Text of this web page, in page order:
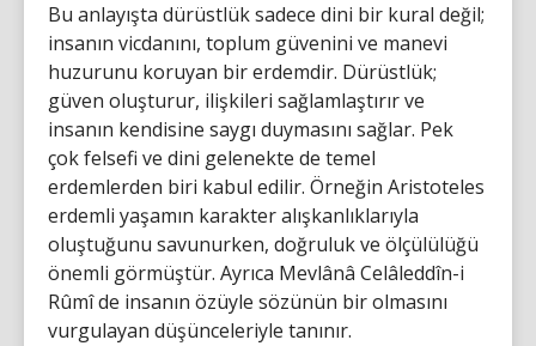
Bu anlayışta dürüstlük sadece dini bir kural değil;
insanın vicdanını, toplum güvenini ve manevi
huzurunu koruyan bir erdemdir. Dürüstlük;
güven oluşturur, ilişkileri sağlamlaştırır ve
insanın kendisine saygı duymasını sağlar. Pek
çok felsefi ve dini gelenekte de temel
erdemlerden biri kabul edilir. Örneğin Aristoteles
erdemli yaşamın karakter alışkanlıklarıyla
oluştuğunu savunurken, doğruluk ve ölçülülüğü
önemli görmüştür. Ayrıca Mevlânâ Celâleddîn-i
Rûmî de insanın özüyle sözünün bir olmasını
vurgulayan düşünceleriyle tanınır.